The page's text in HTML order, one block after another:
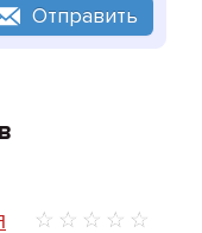
Отправить